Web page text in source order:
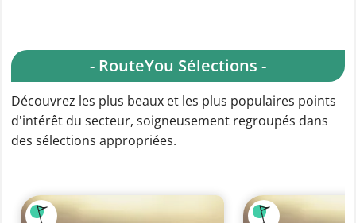
- RouteYou Sélections -
Découvrez les plus beaux et les plus populaires points
d'intérêt du secteur, soigneusement regroupés dans
des sélections appropriées.